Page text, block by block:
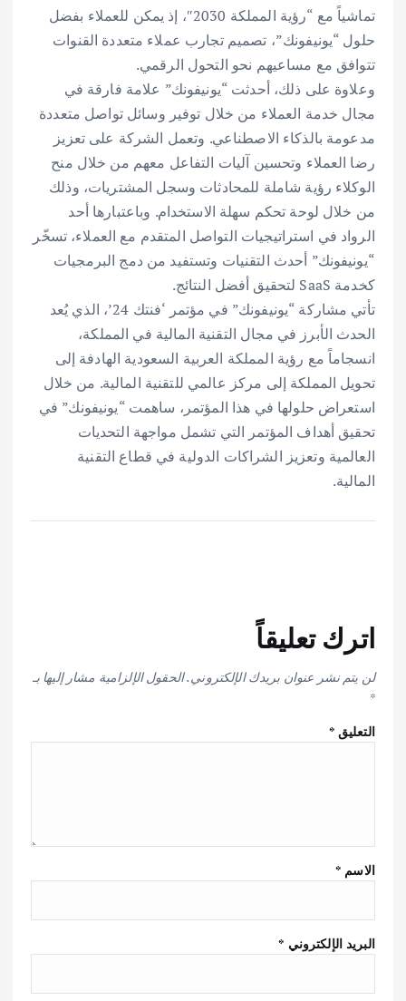
تماشياً مع “رؤية المملكة 2030″، إذ يمكن للعملاء بفضل
حلول “يونيفونك”، تصميم تجارب عملاء متعددة القنوات
تتوافق مع مساعيهم نحو التحول الرقمي.
وعلاوة على ذلك، أحدثت “يونيفونك” علامة فارقة في
مجال خدمة العملاء من خلال توفير وسائل تواصل متعددة
مدعومة بالذكاء الاصطناعي. وتعمل الشركة على تعزيز
رضا العملاء وتحسين آليات التفاعل معهم من خلال منح
الوكلاء رؤية شاملة للمحادثات وسجل المشتريات، وذلك
من خلال لوحة تحكم سهلة الاستخدام. وباعتبارها أحد
الرواد في استراتيجيات التواصل المتقدم مع العملاء، تسخّر
“يونيفونك” أحدث التقنيات وتستفيد من دمج البرمجيات
كخدمة SaaS لتحقيق أفضل النتائج.
تأتي مشاركة “يونيفونك” في مؤتمر ‘فنتك 24’، الذي يُعد
الحدث الأبرز في مجال التقنية المالية في المملكة،
انسجاماً مع رؤية المملكة العربية السعودية الهادفة إلى
تحويل المملكة إلى مركز عالمي للتقنية المالية. من خلال
استعراض حلولها في هذا المؤتمر، ساهمت “يونيفونك” في
تحقيق أهداف المؤتمر التي تشمل مواجهة التحديات
العالمية وتعزيز الشراكات الدولية في قطاع التقنية
المالية.
اترك تعليقاً
لن يتم نشر عنوان بريدك الإلكتروني.الحقول الإلزامية مشار إليها بـ
*
التعليق*
الاسم *
البريد الإلكتروني *